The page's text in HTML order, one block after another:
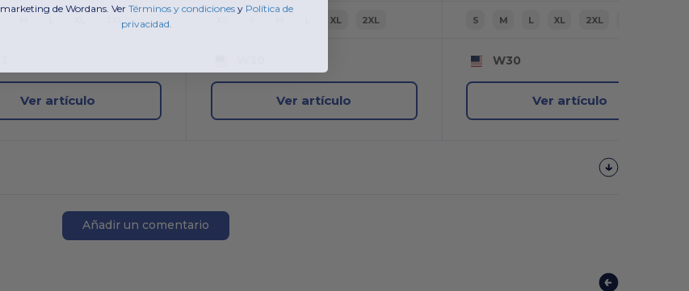
Ver artículo
XL 2XL
Ver artículo
S M L XL 2XL
W30
Ver artículo
Añadir un comentario
marketing de Wordans. Ver​ Términos y condiciones​ y​ Política de
privacidad